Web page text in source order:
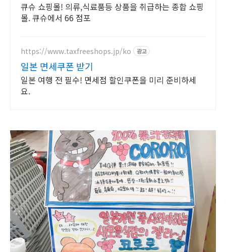
큐슈 쇼핑몰! 의류,식료품등 상품을 취급하는 종합 쇼핑
몰. 큐슈에서 66 점포
https://www.taxfreeshops.jp/ko 광고
일본 면세쿠폰 받기
일본 여행 전 필수! 면세점 할인쿠폰을 미리 준비하세
요.